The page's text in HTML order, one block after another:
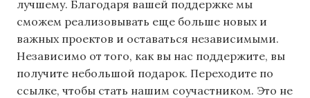
лучшему. Благодаря вашей поддержке мы
сможем реализовывать еще больше новых и
важных проектов и оставаться независимыми.
Независимо от того, как вы нас поддержите, вы
получите небольшой подарок. Переходите по
ссылке, чтобы стать нашим соучастником. Это не